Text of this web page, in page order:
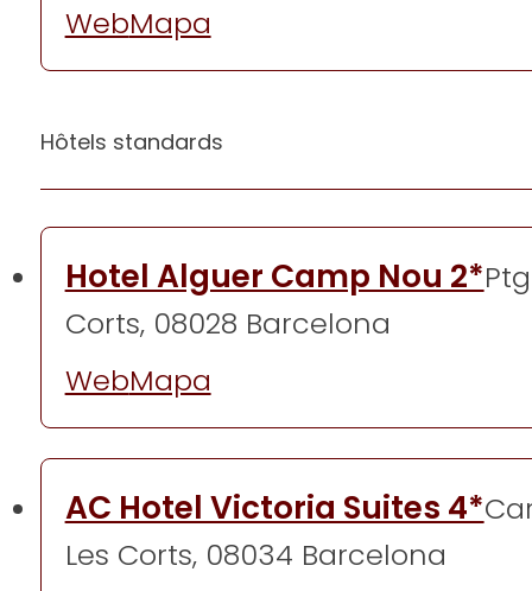
WebMapa
Hôtels standards
Hotel Alguer Camp Nou 2*
Corts, 08028 Barcelona
WebMapa
AC Hotel Victoria Suites 4*
Les Corts, 08034 Barcelona